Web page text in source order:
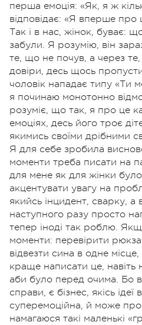
перша емоція: «Як, я ж
відповідає: «Я вперше про
Так і в нас, жінок, буває:
забули. Я розумію, він
те, що не почув, а через
довіри, десь щось
чоловік нападає типу «Ти
я починаю монотонно
розуміє, що так, я про це
емоціях, десь його троє
якимись своїми дрібними
Я для себе зробила
моменти треба писати на
для мене як для жінки
акцентувати увагу на
якийсь інцидент, сварку, а
наступного разу просто
тепер іноді так роблю.
моменти: перевірити
відвезти сина в одне
краще написати це, навіть
аби було перед очима. Бо в
справи, є бізнес, якісь ідеї
суперемоційна, й може
намагаюся такі маленькі